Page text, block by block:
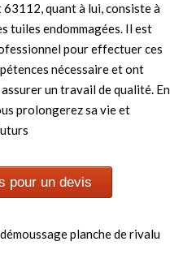
quant à lui, consiste à
tuiles endommagées. Il est
pour effectuer ces
nécessaire et ont
un travail de qualité. En
prolongerez sa vie et
pour un devis
planche de rivalu